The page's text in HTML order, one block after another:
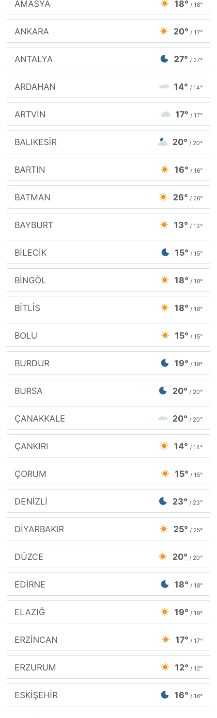
AMASYA 18° / 18°
ANKARA 20° / 17°
ANTALYA 27° / 27°
ARDAHAN 14° / 14°
ARTVİN 17° / 17°
BALIKESİR 20° / 20°
BARTIN 16° / 16°
BATMAN 26° / 26°
BAYBURT 13° / 13°
BİLECİK 15° / 15°
BİNGÖL 18° / 18°
BİTLİS 18° / 18°
BOLU 15° / 15°
BURDUR 19° / 19°
BURSA 20° / 20°
ÇANAKKALE 20° / 20°
ÇANKIRI 14° / 14°
ÇORUM 15° / 15°
DENİZLİ 23° / 23°
DİYARBAKIR 25° / 25°
DÜZCE 20° / 20°
EDİRNE 18° / 18°
ELAZIĞ 19° / 19°
ERZİNCAN 17° / 17°
ERZURUM 12° / 12°
ESKİŞEHİR 16° / 16°